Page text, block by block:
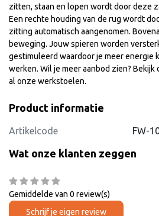
zitten, staan en lopen wordt door deze
Een rechte houding van de rug wordt
zitting automatisch aangenomen.
beweging. Jouw spieren worden
gestimuleerd waardoor je meer energie
werken. Wil je meer aanbod zien? Bekijk
al onze werkstoelen.
Product informatie
Artikelcode FW-
Wat onze klanten zeggen
Gemiddelde van 0 review(s)
Schrijf je eigen review